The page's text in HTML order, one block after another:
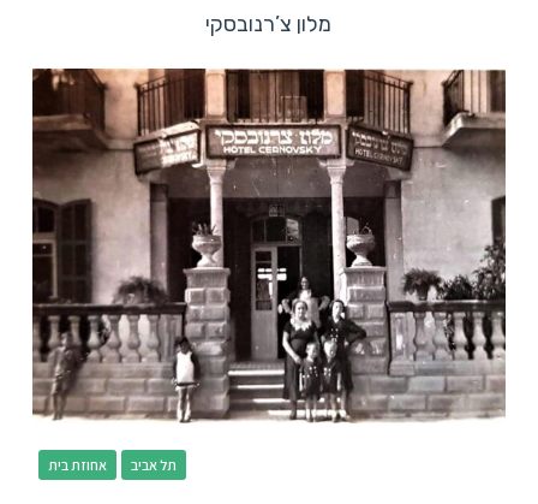
מלון צ’רנובסקי
אחוזת בית תל אביב